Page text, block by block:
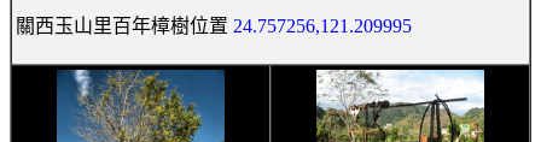
關西玉山里百年樟樹位置 24.757256,121.209995